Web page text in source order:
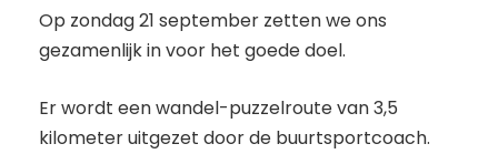
Op zondag 21 september zetten we ons
gezamenlijk in voor het goede doel.
Er wordt een wandel-puzzelroute van 3,5
kilometer uitgezet door de buurtsportcoach.
Senior Aerobic 55+